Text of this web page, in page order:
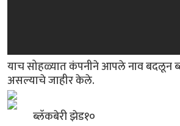
याच सोहळ्यात कंपनीने आपले नाव बदलून
असल्याचे जाहीर केले.
ब्लॅकबेरी झेड१०